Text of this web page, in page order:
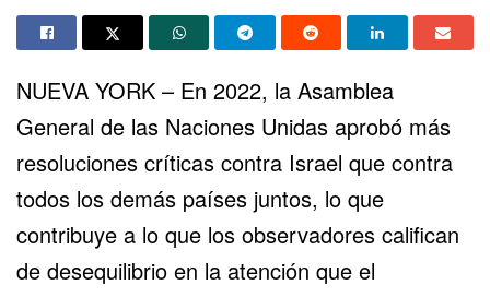
NUEVA YORK – En 2022, la Asamblea
General de las Naciones Unidas aprobó más
resoluciones críticas contra Israel que contra
todos los demás países juntos, lo que
contribuye a lo que los observadores califican
de desequilibrio en la atención que el